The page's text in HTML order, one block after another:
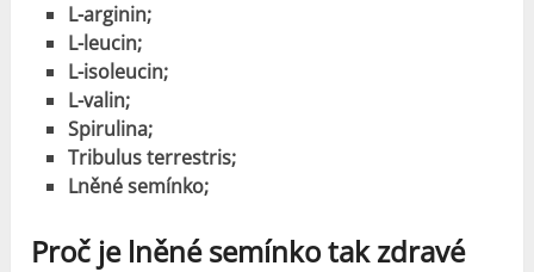
L-arginin;
L-leucin;
L-isoleucin;
L-valin;
Spirulina;
Tribulus terrestris;
Lněné semínko;
Proč je lněné semínko tak zdravé